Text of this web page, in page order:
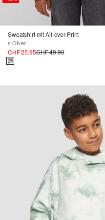
Sweatshirt mit All-over-Print
s.Oliver
CHF 25.95CHF 49.90